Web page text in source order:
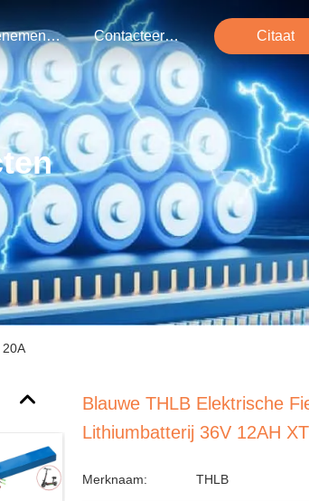
Evenementen Contacteer Ons Citaat
20A
Blauwe THLB Elektrische
Lithiumbatterij 36V 12AH
Merknaam: THLB